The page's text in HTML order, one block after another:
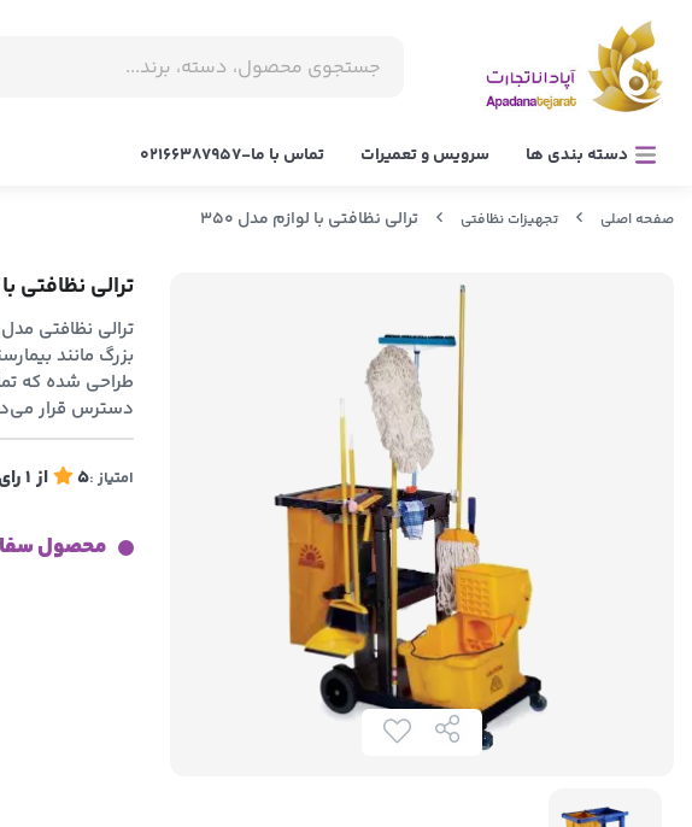
دسته بندی ها سرویس و تعمیرات تماس با ما-02166387957
صفحه اصلی تجهیزات نظافتی ترالی نظافتی با لوازم مدل 350
ترالی نظافتی با
بزرگ مانند
طراحی شده که
دسترس قرار
امتیاز :5 از 1
محصول سفارشی و